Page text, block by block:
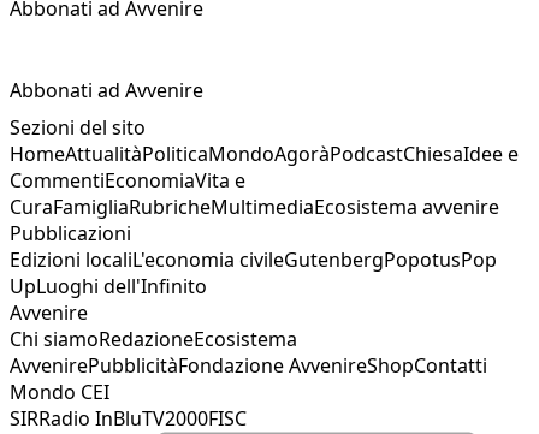
Abbonati ad Avvenire
Abbonati ad Avvenire
Sezioni del sito
HomeAttualitàPoliticaMondoAgoràPodcastChiesaIdee e
CommentiEconomiaVita e
CuraFamigliaRubricheMultimediaEcosistema avvenire
Pubblicazioni
Edizioni localiL'economia civileGutenbergPopotusPop
UpLuoghi dell'Infinito
Avvenire
Chi siamoRedazioneEcosistema
AvvenirePubblicitàFondazione AvvenireShopContatti
Mondo CEI
SIRRadio InBluTV2000FISC